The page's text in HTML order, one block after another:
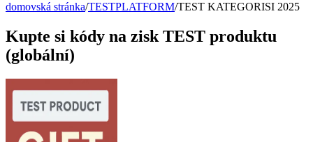
domovská stránka/TESTPLATFORM/TEST KATEGORISI 2025
Kupte si kódy na zisk TEST produktu
(globální)